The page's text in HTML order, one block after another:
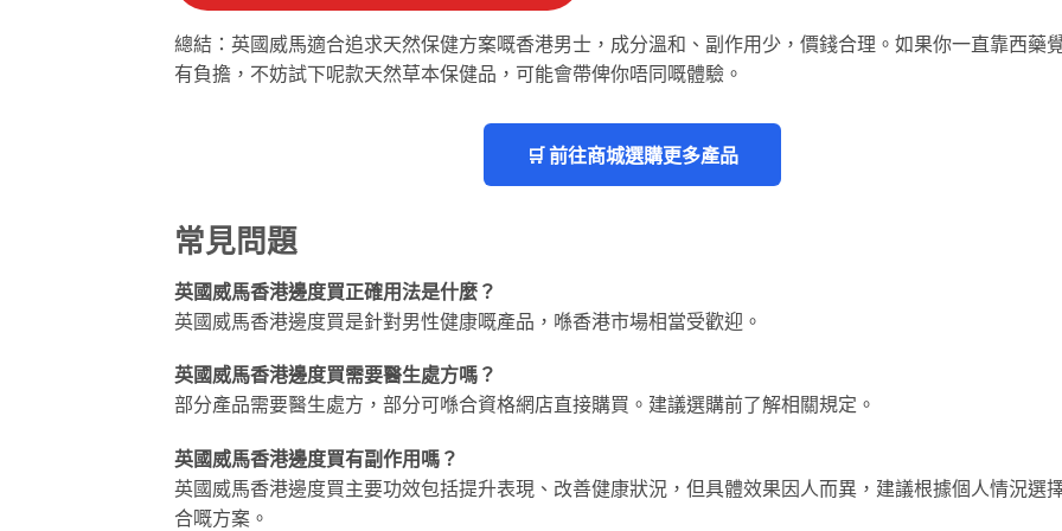
總結：英國威馬適合追求天然保健方案嘅香港男士，成分溫和、副作用少，價錢合理。如果你一直靠西藥
有負擔，不妨試下呢款天然草本保健品，可能會帶俾你唔同嘅體驗。
🛒 前往商城選購更多產品
常見問題
英國威馬香港邊度買正確用法是什麼？
英國威馬香港邊度買是針對男性健康嘅產品，喺香港市場相當受歡迎。
英國威馬香港邊度買需要醫生處方嗎？
部分產品需要醫生處方，部分可喺合資格網店直接購買。建議選購前了解相關規定。
英國威馬香港邊度買有副作用嗎？
英國威馬香港邊度買主要功效包括提升表現、改善健康狀況，但具體效果因人而異，建議根據個人情況選
合嘅方案。